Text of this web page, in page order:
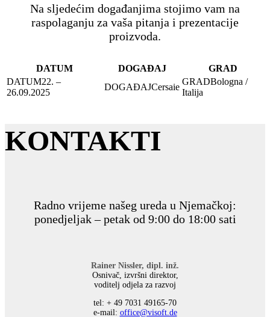
Na sljedećim događanjima stojimo vam na
raspolaganju za vaša pitanja i prezentacije
proizvoda.
DATUM DOGAĐAJ
GRAD
22. –
26.09.2025
Cersaie
Bologna /
Italija
KONTAKTI
Radno vrijeme našeg ureda u Njemačkoj:
ponedjeljak – petak od 9:00 do 18:00 sati
Rainer Nissler, dipl. inž.
Osnivač, izvršni direktor,
voditelj odjela za razvoj
tel: + 49 7031 49165-70
е-mail: office@visoft.de